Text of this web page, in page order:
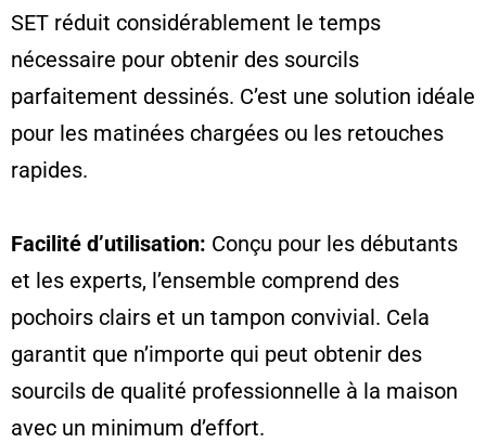
SET réduit considérablement le temps
nécessaire pour obtenir des sourcils
parfaitement dessinés. C’est une solution idéale
pour les matinées chargées ou les retouches
rapides.
Facilité d’utilisation: Conçu pour les débutants
et les experts, l’ensemble comprend des
pochoirs clairs et un tampon convivial. Cela
garantit que n’importe qui peut obtenir des
sourcils de qualité professionnelle à la maison
avec un minimum d’effort.